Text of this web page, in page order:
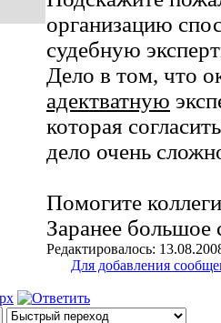
организацию
судебную
Дело в том, что
адектватную
которая
дело очень
Помогите
Заранее большое
Редактировалось:
Для добавления